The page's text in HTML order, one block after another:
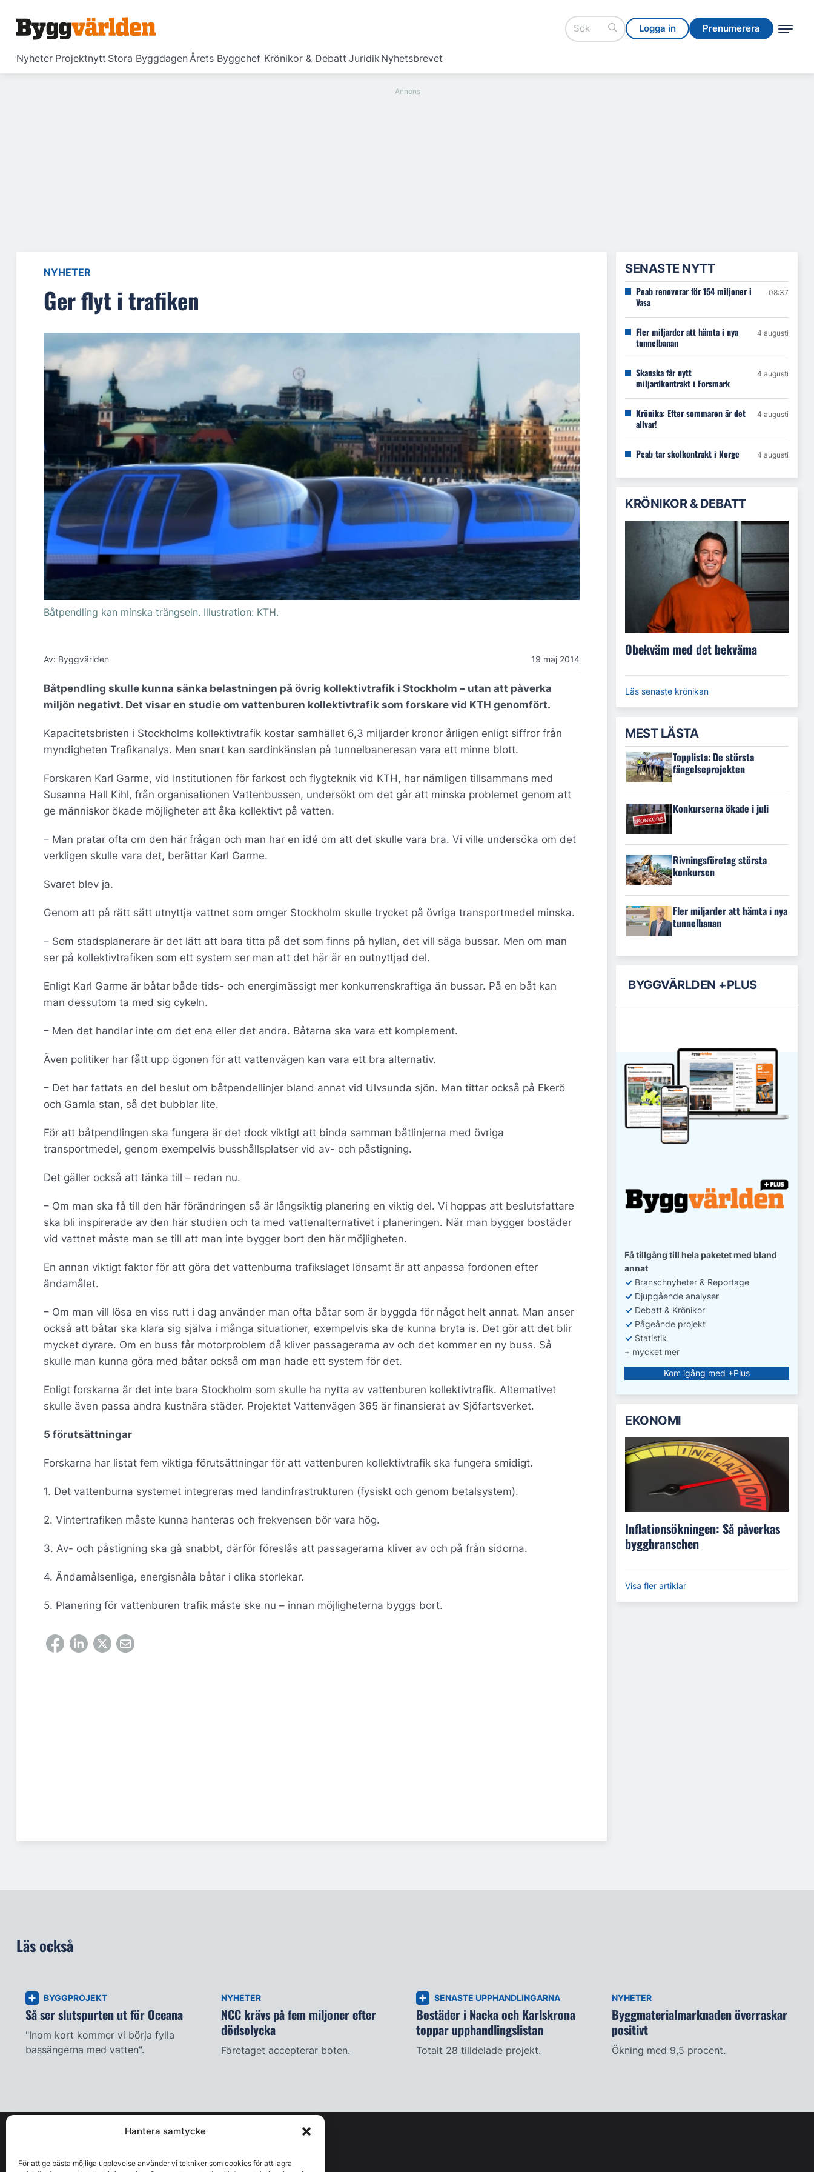
Hantera samtycke
För att ge bästa möjliga upplevelse använder vi tekniker som cookies för att lagra
Logga in Prenumerera
Nyheter Projektnytt Stora ByggdagenÅrets Byggchef Krönikor & Debatt JuridikNyhetsbrevet
Logga in Prenumerera
NYHETER
Ger flyt i trafiken
Båtpendling kan minska trängseln. Illustration: KTH.
Av: Byggvärlden 19 maj 2014
Båtpendling skulle kunna sänka belastningen på övrig kollektivtrafik i Stockholm – utan att påverka
miljön negativt. Det visar en studie om vattenburen kollektivtrafik som forskare vid KTH genomfört.
Kapacitetsbristen i Stockholms kollektivtrafik kostar samhället 6,3 miljarder kronor årligen enligt siffror från
myndigheten Trafikanalys. Men snart kan sardinkänslan på tunnelbaneresan vara ett minne blott.
Forskaren Karl Garme, vid Institutionen för farkost och flygteknik vid KTH, har nämligen tillsammans med
Susanna Hall Kihl, från organisationen Vattenbussen, undersökt om det går att minska problemet genom att
ge människor ökade möjligheter att åka kollektivt på vatten.
– Man pratar ofta om den här frågan och man har en idé om att det skulle vara bra. Vi ville undersöka om det
verkligen skulle vara det, berättar Karl Garme.
Svaret blev ja.
Genom att på rätt sätt utnyttja vattnet som omger Stockholm skulle trycket på övriga transportmedel minska.
– Som stadsplanerare är det lätt att bara titta på det som finns på hyllan, det vill säga bussar. Men om man
ser på kollektivtrafiken som ett system ser man att det här är en outnyttjad del.
Enligt Karl Garme är båtar både tids- och energimässigt mer konkurrenskraftiga än bussar. På en båt kan
man dessutom ta med sig cykeln.
– Men det handlar inte om det ena eller det andra. Båtarna ska vara ett komplement.
Även politiker har fått upp ögonen för att vattenvägen kan vara ett bra alternativ.
– Det har fattats en del beslut om båtpendellinjer bland annat vid Ulvsunda sjön. Man tittar också på Ekerö
och Gamla stan, så det bubblar lite.
För att båtpendlingen ska fungera är det dock viktigt att binda samman båtlinjerna med övriga
transportmedel, genom exempelvis busshållsplatser vid av- och påstigning.
Det gäller också att tänka till – redan nu.
– Om man ska få till den här förändringen så är långsiktig planering en viktig del. Vi hoppas att beslutsfattare
ska bli inspirerade av den här studien och ta med vattenalternativet i planeringen. När man bygger bostäder
vid vattnet måste man se till att man inte bygger bort den här möjligheten.
En annan viktigt faktor för att göra det vattenburna trafikslaget lönsamt är att anpassa fordonen efter
ändamålet.
– Om man vill lösa en viss rutt i dag använder man ofta båtar som är byggda för något helt annat. Man anser
också att båtar ska klara sig själva i många situationer, exempelvis ska de kunna bryta is. Det gör att det blir
mycket dyrare. Om en buss får motorproblem då kliver passagerarna av och det kommer en ny buss. Så
skulle man kunna göra med båtar också om man hade ett system för det.
Enligt forskarna är det inte bara Stockholm som skulle ha nytta av vattenburen kollektivtrafik. Alternativet
skulle även passa andra kustnära städer. Projektet Vattenvägen 365 är finansierat av Sjöfartsverket.
5 förutsättningar
Forskarna har listat fem viktiga förutsättningar för att vattenburen kollektivtrafik ska fungera smidigt.
1. Det vattenburna systemet integreras med landinfrastrukturen (fysiskt och genom betalsystem).
2. Vintertrafiken måste kunna hanteras och frekvensen bör vara hög.
3. Av- och påstigning ska gå snabbt, därför föreslås att passagerarna kliver av och på från sidorna.
4. Ändamålsenliga, energisnåla båtar i olika storlekar.
5. Planering för vattenburen trafik måste ske nu – innan möjligheterna byggs bort.
SENASTE NYTT
Peab renoverar för 154 miljoner i
Vasa
08:37
Fler miljarder att hämta i nya
tunnelbanan
4 augusti
Skanska får nytt
miljardkontrakt i Forsmark
4 augusti
Krönika: Efter sommaren är det
allvar!
4 augusti
Peab tar skolkontrakt i Norge 4 augusti
KRÖNIKOR & DEBATT
Obekväm med det bekväma
Läs senaste krönikan
MEST LÄSTA
Topplista: De största
fängelseprojekten
Konkurserna ökade i juli
Rivningsföretag största
konkursen
Fler miljarder att hämta i nya
tunnelbanan
BYGGVÄRLDEN +PLUS
Få tillgång till hela paketet med bland
annat
✓ Branschnyheter & Reportage
✓ Djupgående analyser
✓ Debatt & Krönikor
✓ Pågeånde projekt
✓ Statistik
+ mycket mer
Kom igång med +Plus
EKONOMI
Inflationsökningen: Så påverkas
byggbranschen
Visa fler artiklar
Läs också
BYGGPROJEKT
Så ser slutspurten ut för Oceana
"Inom kort kommer vi börja fylla
bassängerna med vatten".
NYHETER
NCC krävs på fem miljoner efter
dödsolycka
Företaget accepterar boten.
SENASTE UPPHANDLINGARNA
Bostäder i Nacka och Karlskrona
toppar upphandlingslistan
Totalt 28 tilldelade projekt.
NYHETER
Byggmaterialmarknaden överraskar
positivt
Ökning med 9,5 procent.